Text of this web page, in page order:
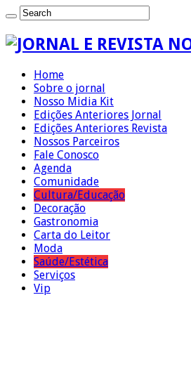
Home
Sobre o jornal
Nosso Midia Kit
Edições Anteriores Jornal
Edições Anteriores Revista
Nossos Parceiros
Fale Conosco
Agenda
Comunidade
Cultura/Educação
Decoração
Gastronomia
Carta do Leitor
Moda
Saúde/Estética
Serviços
Vip